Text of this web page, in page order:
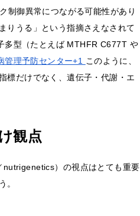
制御異常につながる可能性があり
りうる」という指摘さえなされて
多型（たとえば MTHFR C677T や
管理予防センター+1
このように、
標だけでなく、遺伝子・代謝・エ
観点
）の視点はとても重要
。